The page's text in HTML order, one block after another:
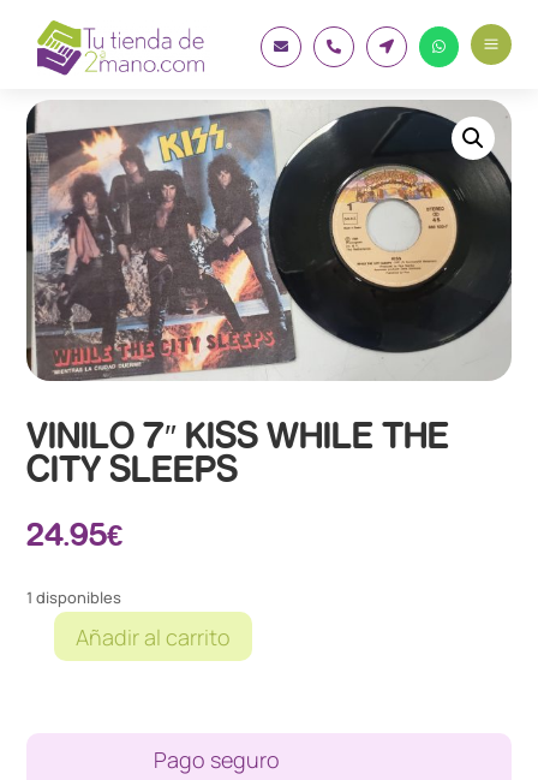
    a
VINILO 7″ KISS WHILE THE
CITY SLEEPS
24.95€
1 disponibles
VINILO
WHILE
Añadir al carrito
Pago seguro